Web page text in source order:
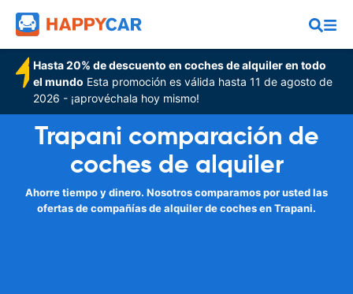
Hasta 20% de descuento en coches de alquiler en todo
el mundo Esta promoción es válida hasta 11 de agosto de
2026 - ¡aprovéchala hoy mismo!
Trapani comparación de
coches de alquiler
Ahorre tiempo y dinero. Nosotros comparamos por usted las
ofertas de compañías de alquiler de coches en Trapani.